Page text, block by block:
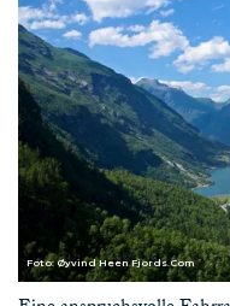
Foto: Øyvind Heen Fjords.Com